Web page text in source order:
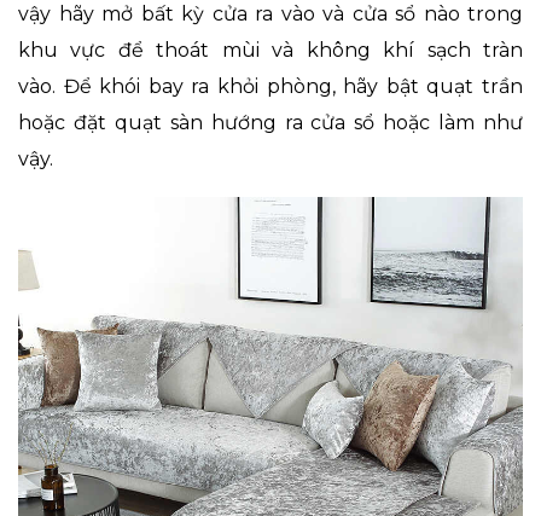
vậy hãy mở bất kỳ cửa ra vào và cửa sổ nào trong
khu vực để thoát mùi và không khí sạch tràn
vào. Để khói bay ra khỏi phòng, hãy bật quạt trần
hoặc đặt quạt sàn hướng ra cửa sổ hoặc làm như
vậy.